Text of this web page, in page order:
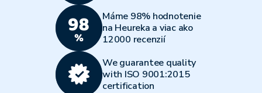
Máme 98% hodnotenie
na Heureka a viac ako
12000 recenzií
We guarantee quality
with ISO 9001:2015
certification